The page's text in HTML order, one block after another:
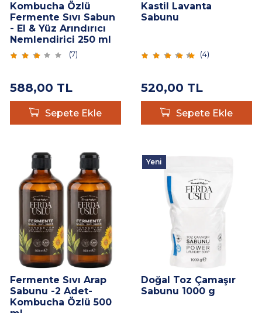
Kombucha Özlü
Fermente Sıvı Sabun
- El & Yüz Arındırıcı
Nemlendirici 250 ml
588,00 TL
Sepete Ekle
(7)
Kastil Lavanta
Sabunu
520,00 TL
Sepete Ekle
(4)
Fermente Sıvı Arap
Sabunu -2 Adet-
Kombucha Özlü 500
Yeni
Doğal Toz Çamaşır
Sabunu 1000 g